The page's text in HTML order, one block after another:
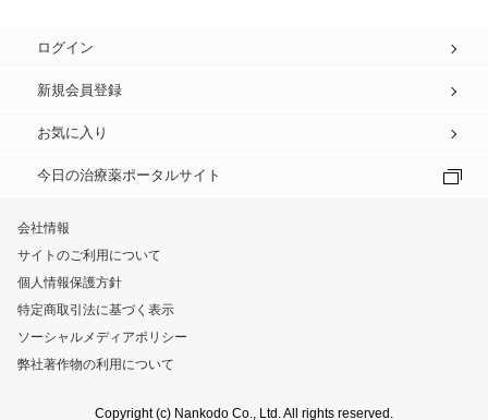
ログイン
新規会員登録
お気に入り
今日の治療薬ポータルサイト
会社情報
サイトのご利用について
個人情報保護方針
特定商取引法に基づく表示
ソーシャルメディアポリシー
弊社著作物の利用について
Copyright (c) Nankodo Co., Ltd. All rights reserved.